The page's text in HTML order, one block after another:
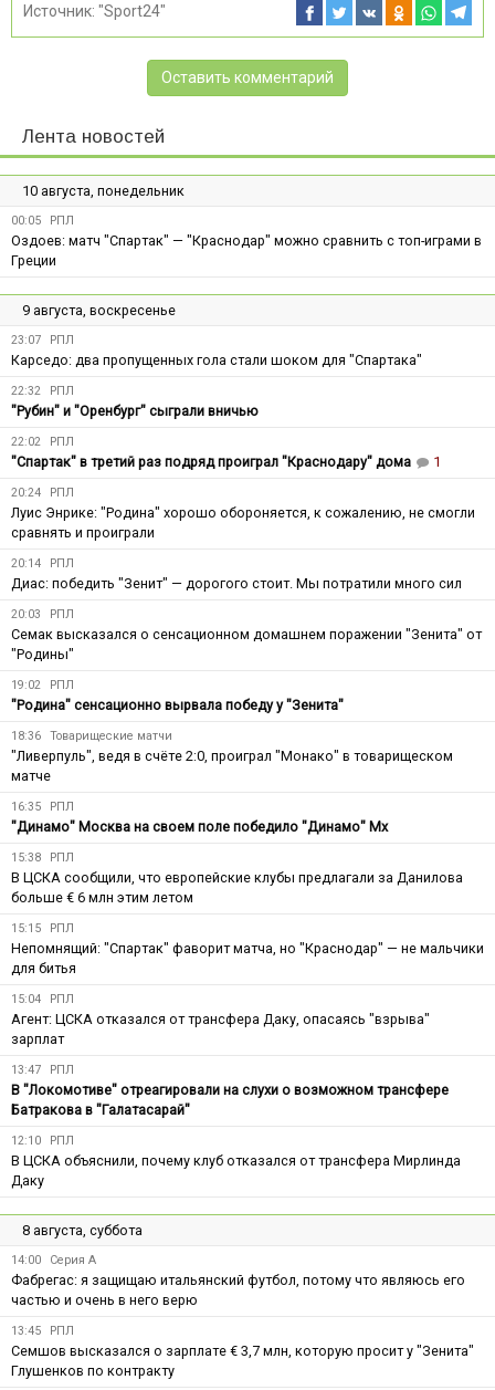
Источник: "Sport24"
Оставить комментарий
Лента новостей
10 августа, понедельник
00:05 РПЛ
Оздоев: матч "Спартак" — "Краснодар" можно сравнить с топ-играми в
Греции
9 августа, воскресенье
23:07 РПЛ
Карседо: два пропущенных гола стали шоком для "Спартака"
22:32 РПЛ
"Рубин" и "Оренбург" сыграли вничью
22:02 РПЛ
"Спартак" в третий раз подряд проиграл "Краснодару" дома 1
20:24 РПЛ
Луис Энрике: "Родина" хорошо обороняется, к сожалению, не смогли
сравнять и проиграли
20:14 РПЛ
Диас: победить "Зенит" — дорогого стоит. Мы потратили много сил
20:03 РПЛ
Семак высказался о сенсационном домашнем поражении "Зенита" от
"Родины"
19:02 РПЛ
"Родина" сенсационно вырвала победу у "Зенита"
18:36 Товарищеские матчи
"Ливерпуль", ведя в счёте 2:0, проиграл "Монако" в товарищеском
матче
16:35 РПЛ
"Динамо" Москва на своем поле победило "Динамо" Мх
15:38 РПЛ
В ЦСКА сообщили, что европейские клубы предлагали за Данилова
больше € 6 млн этим летом
15:15 РПЛ
Непомнящий: "Спартак" фаворит матча, но "Краснодар" — не мальчики
для битья
15:04 РПЛ
Агент: ЦСКА отказался от трансфера Даку, опасаясь "взрыва"
зарплат
13:47 РПЛ
В "Локомотиве" отреагировали на слухи о возможном трансфере
Батракова в "Галатасарай"
12:10 РПЛ
В ЦСКА объяснили, почему клуб отказался от трансфера Мирлинда
Даку
8 августа, суббота
14:00 Серия А
Фабрегас: я защищаю итальянский футбол, потому что являюсь его
частью и очень в него верю
13:45 РПЛ
Семшов высказался о зарплате € 3,7 млн, которую просит у "Зенита"
Глушенков по контракту